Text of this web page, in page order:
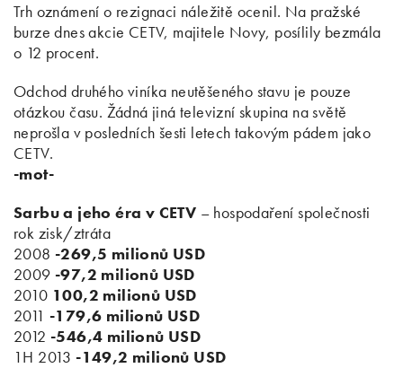
Trh oznámení o rezignaci náležitě ocenil. Na pražské
burze dnes akcie CETV, majitele Novy, posílily bezmála
o 12 procent.
Odchod druhého viníka neutěšeného stavu je pouze
otázkou času. Žádná jiná televizní skupina na světě
neprošla v posledních šesti letech takovým pádem jako
CETV.
-mot-
Sarbu a jeho éra v CETV – hospodaření společnosti
rok zisk/ztráta
2008 -269,5 milionů USD
2009 -97,2 milionů USD
2010 100,2 milionů USD
2011 -179,6 milionů USD
2012 -546,4 milionů USD
1H 2013 -149,2 milionů USD